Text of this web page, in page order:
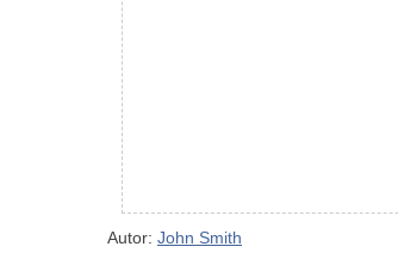
Autor: John Smith